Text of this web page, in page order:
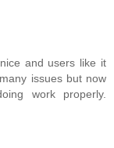
and users like it
issues but now
work properly.